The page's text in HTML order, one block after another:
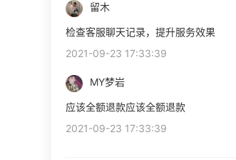
留木
检查客服聊天记录，提升服务效果
2021-09-23 17:33:39
MY梦岩
应该全额退款应该全额退款
2021-09-23 17:33:39